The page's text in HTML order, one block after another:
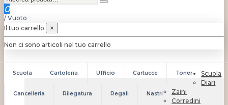
0
/ Vuoto
Il tuo carrello
×
Non ci sono articoli nel tuo carrello
Scuola Cartoleria Ufficio Cartucce Toner
Cancelleria Rilegatura Regali Nastri
Scuola
Diari
Zaini
Corredini